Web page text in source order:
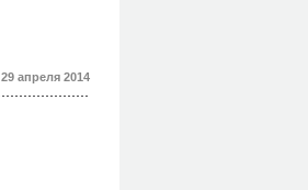
29 апреля 2014